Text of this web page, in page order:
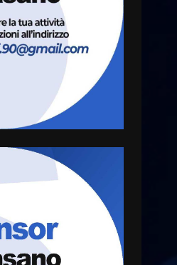
continua il
aperture
del Comune di
2026 14:16
Neglia, coordinatrice
di Fratelli d’Italia,
tornare in Consiglio
2026 08:00
beni comuni e
attiva: online
per la gestione
della Villetta di
2026 06:20